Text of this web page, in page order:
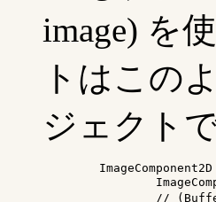
image) を
トはこの
ジェクトで